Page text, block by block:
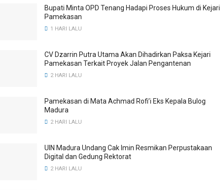
Bupati Minta OPD Tenang Hadapi Proses Hukum di Kejari
Pamekasan
1 HARI LALU
CV Dzarrin Putra Utama Akan Dihadirkan Paksa Kejari
Pamekasan Terkait Proyek Jalan Pengantenan
2 HARI LALU
Pamekasan di Mata Achmad Rofi’i Eks Kepala Bulog
Madura
2 HARI LALU
UIN Madura Undang Cak Imin Resmikan Perpustakaan
Digital dan Gedung Rektorat
2 HARI LALU